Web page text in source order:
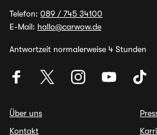
Telefon: 089 / 745 34100
E-Mail: hallo@carwow.de
Antwortzeit normalerweise 4 Stunden
Über uns
Kontakt